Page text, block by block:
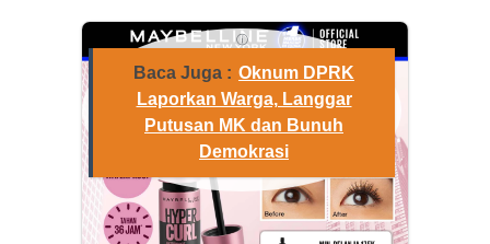
ⓘ
Baca Juga : Oknum DPRK
Laporkan Warga, Langgar
Putusan MK dan Bunuh
Demokrasi